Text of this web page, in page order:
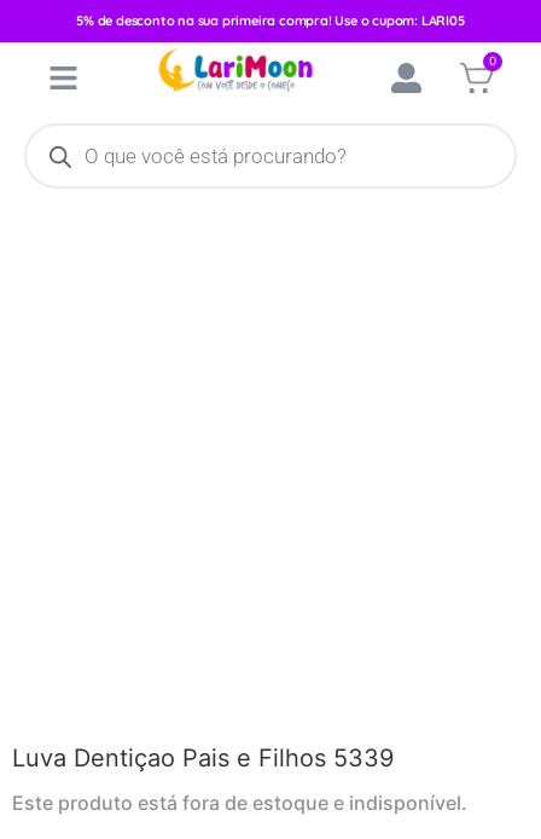
5% de desconto na sua primeira compra! Use o cupom: LARI05
0
Acessórios/ Brinquedos e Pelúcias
Chocalhos e
Mordedores
/ Luva Dentiçao Pais e Filhos 5339
Luva Dentiçao Pais e Filhos 5339
Este produto está fora de estoque e indisponível.